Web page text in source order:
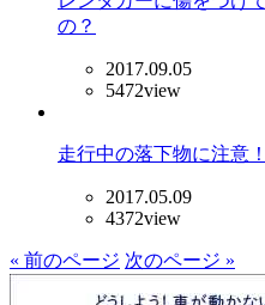
の？
2017.09.05
5472view
走行中の落下物に注意！
2017.05.09
4372view
« 前のページ 次のページ »